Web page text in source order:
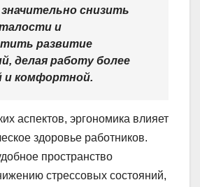
снизить
и
развитие
делая работу более
и комфортной.
аспектов, эргономика влияет
здоровье работников.
пространство
стрессовых состояний,